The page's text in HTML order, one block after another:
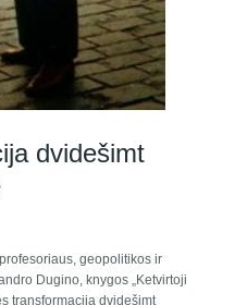
dvidešimt
geopolitikos ir
Dugino, knygos „Ketvirtoji
transformacija dvidešimt